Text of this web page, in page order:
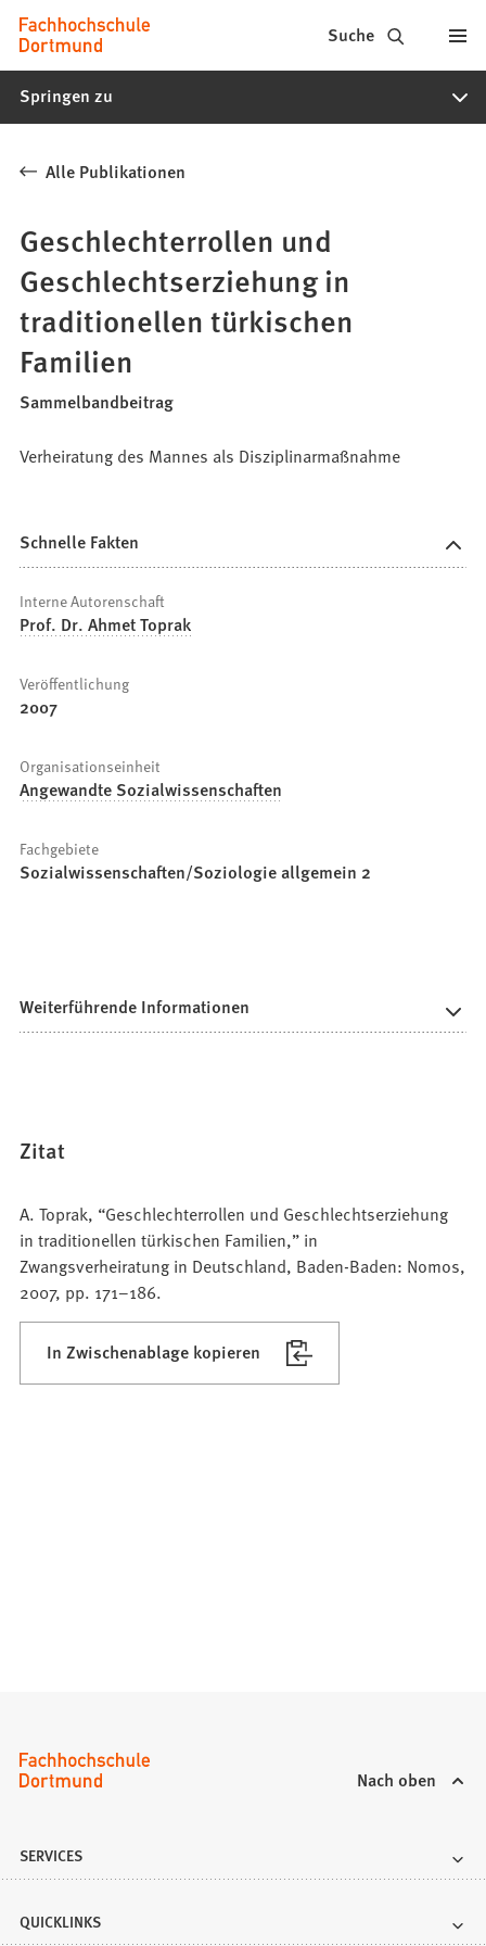
Inhalt anspringen
Fachhochschule
Dortmund
-
Studiengänge,
Bewerbung
Suche
Springen zu
Alle Publikationen
Geschlechterrollen und
Geschlechtserziehung in
traditionellen türkischen
Familien
Sammelbandbeitrag
Verheiratung des Mannes als Disziplinarmaßnahme
Schnelle Fakten
Interne Autorenschaft
Prof. Dr. Ahmet Toprak
Veröffentlichung
2007
Organisationseinheit
Angewandte Sozialwissenschaften
Fachgebiete
Sozialwissenschaften/Soziologie allgemein 2
Weiterführende Informationen
Zitat
A. Toprak, “Geschlechterrollen und Geschlechtserziehung
in traditionellen türkischen Familien,” in
Zwangsverheiratung in Deutschland, Baden-Baden: Nomos,
2007, pp. 171–186.
In Zwischenablage kopieren
Nach oben
SERVICES
QUICKLINKS